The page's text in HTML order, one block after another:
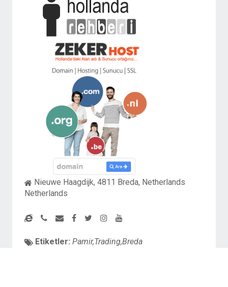
Nieuwe Haagdijk, 4811 Breda, Netherlands
Netherlands
Etiketler: Pamir,Trading,Breda